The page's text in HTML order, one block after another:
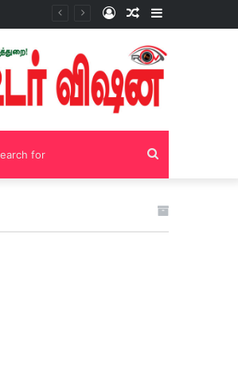
Random
Article
Log
for